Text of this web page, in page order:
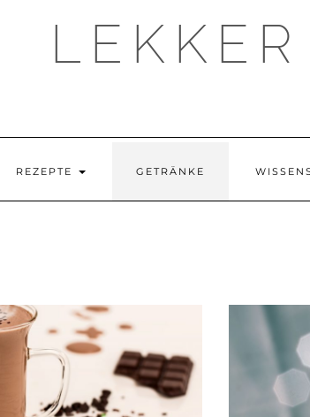
REZEPTE GETRÄNKE